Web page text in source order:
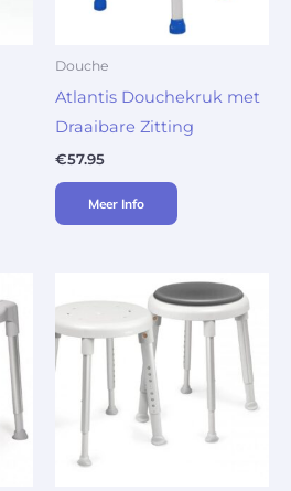
Douche
Atlantis Douchekruk met
Draaibare Zitting
€57.95
Meer Info